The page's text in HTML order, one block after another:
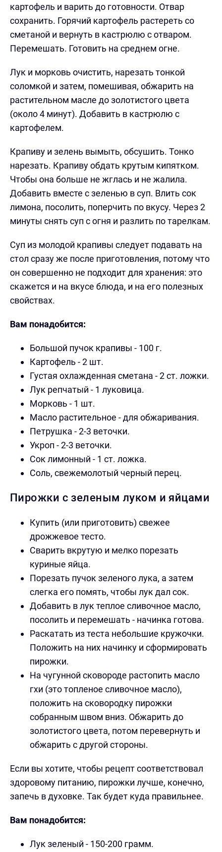
картофель и варить до готовности. Отвар
сохранить. Горячий картофель растереть со
сметаной и вернуть в кастрюлю с отваром.
Перемешать. Готовить на среднем огне.
Лук и морковь очистить, нарезать тонкой
соломкой и затем, помешивая, обжарить на
растительном масле до золотистого цвета
(около 4 минут). Добавить в кастрюлю с
картофелем.
Крапиву и зелень вымыть, обсушить. Тонко
нарезать. Крапиву обдать крутым кипятком.
Чтобы она больше не жглась и не жалила.
Добавить вместе с зеленью в суп. Влить сок
лимона, посолить, поперчить по вкусу. Через 2
минуты снять суп с огня и разлить по тарелкам.
Суп из молодой крапивы следует подавать на
стол сразу же после приготовления, потому что
он совершенно не подходит для хранения: это
скажется и на вкусе блюда, и на его полезных
свойствах.
Вам понадобится:
Большой пучок крапивы - 100 г.
Картофель - 2 шт.
Густая охлажденная сметана - 2 ст. ложки.
Лук репчатый - 1 луковица.
Морковь - 1 шт.
Масло растительное - для обжаривания.
Петрушка - 2-3 веточки.
Укроп - 2-3 веточки.
Сок лимонный - 1 ст. ложка.
Соль, свежемолотый черный перец.
Пирожки с зеленым луком и яйцами
Купить (или приготовить) свежее
дрожжевое тесто.
Сварить вкрутую и мелко порезать
куриные яйца.
Порезать пучок зеленого лука, а затем
слегка его помять, чтобы лук дал сок.
Добавить в лук теплое сливочное масло,
посолить и перемешать - начинка готова.
Раскатать из теста небольшие кружочки.
Положить на них начинку и сформировать
пирожки.
На чугунной сковороде растопить масло
гхи (это топленое сливочное масло),
положить на сковородку пирожки
собранным швом вниз. Обжарить до
золотистого цвета, потом перевернуть и
обжарить с другой стороны.
Если вы хотите, чтобы рецепт соответствовал
здоровому питанию, пирожки лучше, конечно,
запечь в духовке. Так будет куда правильнее.
Вам понадобится:
Лук зеленый - 150-200 грамм.